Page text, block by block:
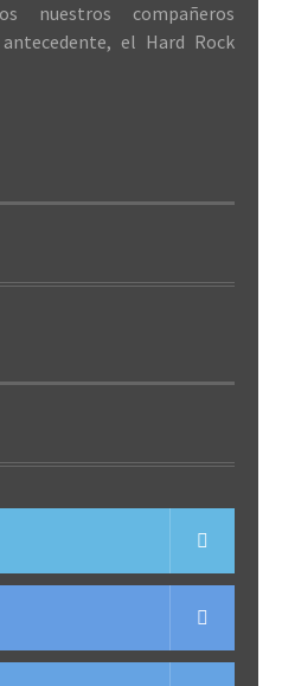
nuestros compañeros
el Hard Rock